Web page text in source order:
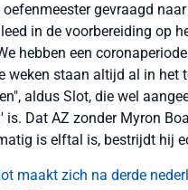
oefenmeester gevraagd
in de voorbereiding op
hebben een
weken staan altijd al in het
aldus Slot, die wel
is. Dat AZ zonder Myron
is elftal is, bestrijdt hij
maakt zich na derde